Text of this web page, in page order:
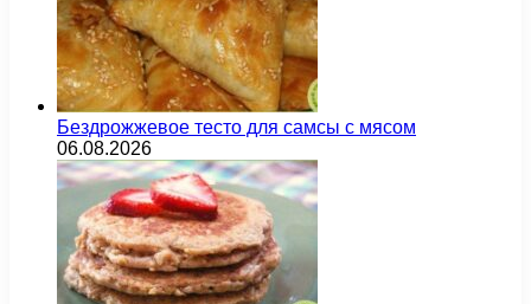
Бездрожжевое тесто для самсы с мясом
06.08.2026